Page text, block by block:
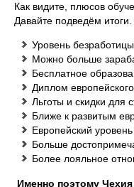
Как видите, плюсов
Давайте подведём
Уровень
Можно больше
Бесплатное
Диплом
Льготы и скидки для
Ближе к развитым
Европейский
Больше
Более лояльное
Именно поэтому